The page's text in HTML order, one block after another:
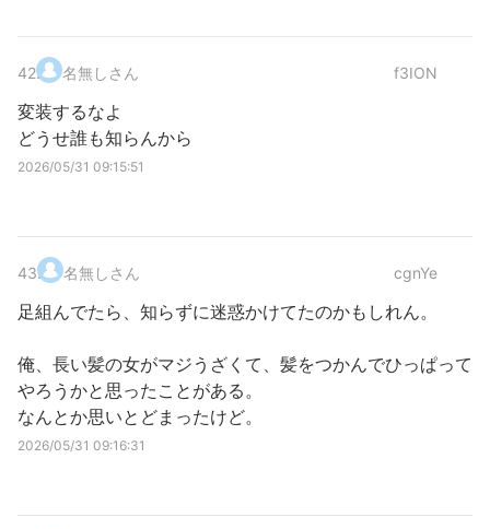
42. 名無しさん f3ION
変装するなよ
どうせ誰も知らんから
2026/05/31 09:15:51
43. 名無しさん cgnYe
足組んでたら、知らずに迷惑かけてたのかもしれん。
俺、長い髪の女がマジうざくて、髪をつかんでひっぱって
やろうかと思ったことがある。
なんとか思いとどまったけど。
2026/05/31 09:16:31